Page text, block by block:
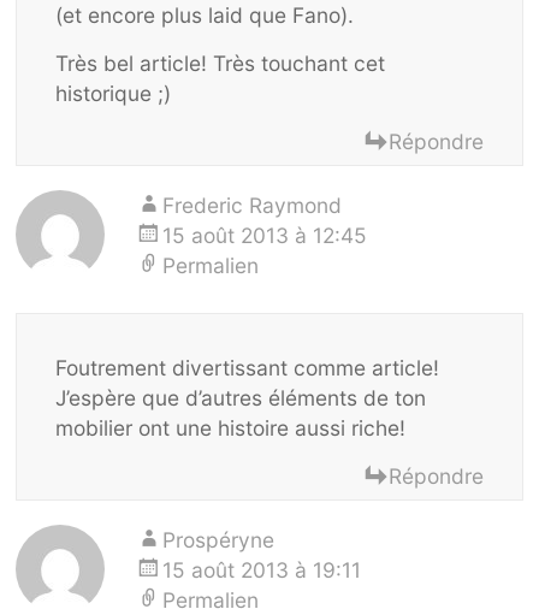
(et encore plus laid que Fano).
Très bel article! Très touchant cet
historique ;)
Répondre
Frederic Raymond
15 août 2013 à 12:45
Permalien
Foutrement divertissant comme article!
J’espère que d’autres éléments de ton
mobilier ont une histoire aussi riche!
Répondre
Prospéryne
15 août 2013 à 19:11
Permalien